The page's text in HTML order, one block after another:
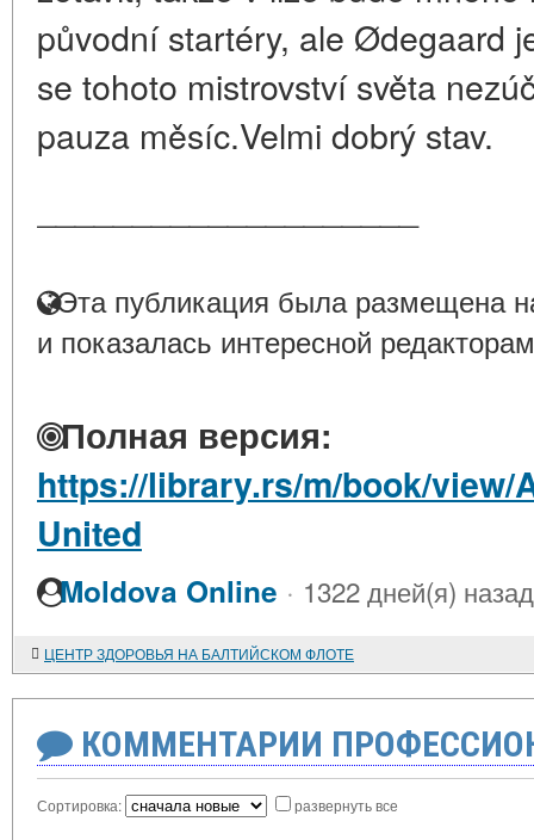
původní startéry, ale Ødegaard
se tohoto mistrovství světa
pauza měsíc.Velmi dobrý stav.
Эта публикация была размещена
и показалась интересной
Полная версия:
https://library.rs/m/book/view/
United
Moldova Online · 1322 дней(я) назад
ЦЕНТР ЗДОРОВЬЯ НА БАЛТИЙСКОМ ФЛОТЕ
КОММЕНТАРИИ
Сортировка: развернуть все